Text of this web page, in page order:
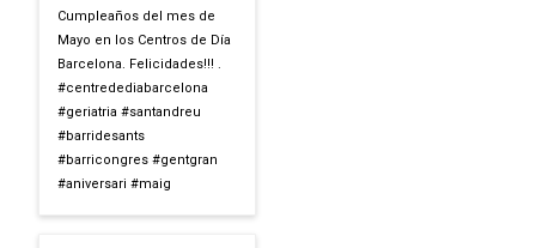
Cumpleaños del mes de
Mayo en los Centros de Día
Barcelona. Felicidades!!! .
#centredediabarcelona
#geriatria #santandreu
#barridesants
#barricongres #gentgran
#aniversari #maig